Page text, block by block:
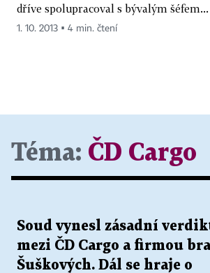
dříve spolupracoval s bývalým šéfem...
1. 10. 2013 ▪ 4 min. čtení
Téma: ČD Cargo
Soud vynesl zásadní
mezi ČD Cargo a firmou
Šuškových. Dál se hraje o